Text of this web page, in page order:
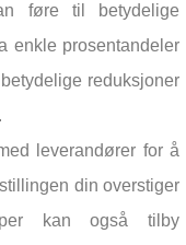
føre til betydelige
enkle prosentandeler
reduksjoner
leverandører for å
din overstiger
kan også tilby